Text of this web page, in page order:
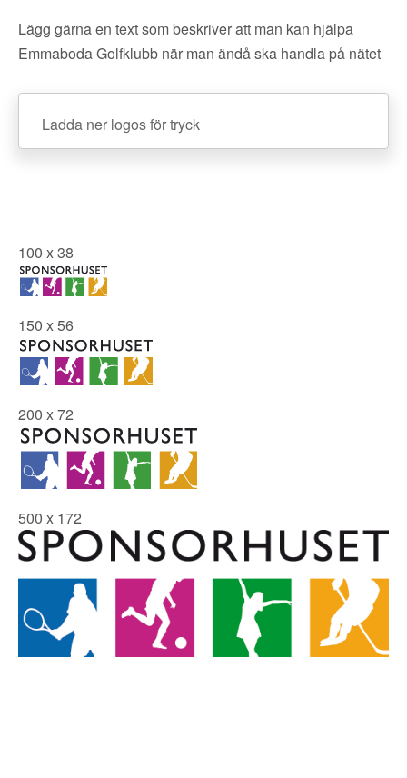
Lägg gärna en text som beskriver att man kan hjälpa
Emmaboda Golfklubb när man ändå ska handla på nätet
Ladda ner logos för tryck
100 x 38
150 x 56
200 x 72
500 x 172